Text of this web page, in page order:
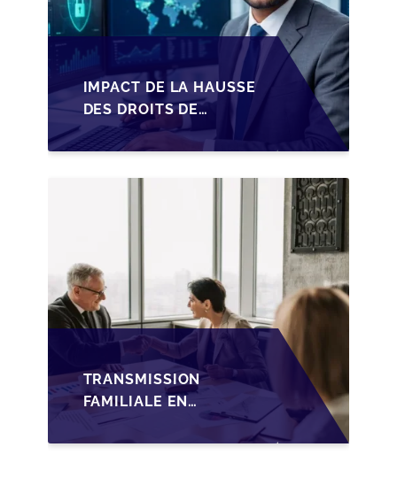
IMPACT DE LA HAUSSE
DES DROITS DE
SUCCESSION EN
WALLONIE SUR LA
TRANSMISSION
TRANSMISSION
FAMILIALE EN
WALLONIE :
NOUVELLES